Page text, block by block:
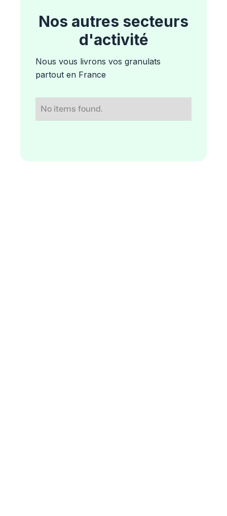
Nos autres secteurs
d'activité
Nous vous livrons vos granulats
partout en France
No items found.